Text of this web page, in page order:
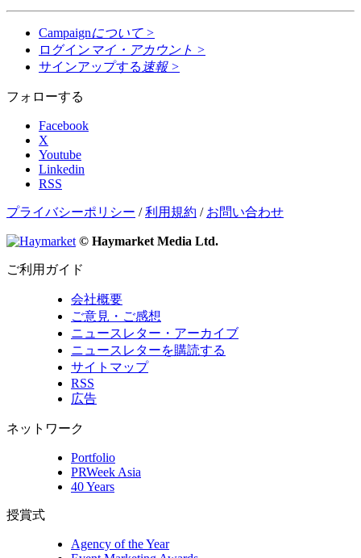
Campaignについて >
ログイン マイ・アカウント >
サインアップする 速報 >
フォローする
Facebook
X
Youtube
Linkedin
RSS
プライバシーポリシー /利用規約 / お問い合わせ
© Haymarket Media Ltd.
ご利用ガイド
会社概要
ご意見・ご感想
ニュースレター・アーカイブ
ニュースレターを購読する
サイトマップ
RSS
広告
ネットワーク
Portfolio
PRWeek Asia
40 Years
授賞式
Agency of the Year